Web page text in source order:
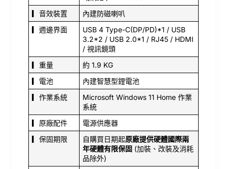
▎音效裝置
內建防磁喇叭
▎週邊界面
USB 4 Type-C(DP/PD)*1 / USB
3.2*2 / USB 2.0*1 / RJ45 / HDMI
/ 視訊鏡頭
▎重量
約 1.9 KG
▎電池
內建智慧型鋰電池
▎作業系統
Microsoft Windows 11 Home 作業
系統
▎原廠配件
電源供應器
▎保固期限
自購買日期起原廠提供硬體國際兩
年硬體有限保固 (加裝、改裝及消耗
品除外)